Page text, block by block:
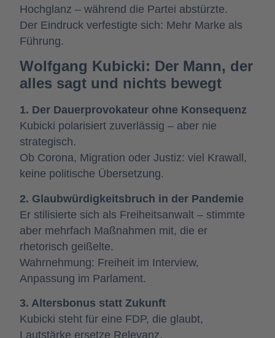
Hochglanz – während die Partei abstürzte.
Der Eindruck verfestigte sich: Mehr Marke als
Führung.
Wolfgang Kubicki: Der Mann, der
alles sagt und nichts bewegt
1. Der Dauerprovokateur ohne Konsequenz
Kubicki polarisiert zuverlässig – aber nie
strategisch.
Ob Corona, Migration oder Justiz: viel Krawall,
keine politische Übersetzung.
2. Glaubwürdigkeitsbruch in der Pandemie
Er stilisierte sich als Freiheitsanwalt – stimmte
aber mehrfach Maßnahmen mit, die er
rhetorisch geißelte.
Wahrnehmung: Freiheit im Interview,
Anpassung im Parlament.
3. Altersbonus statt Zukunft
Kubicki steht für eine FDP, die glaubt,
Lautstärke ersetze Relevanz.